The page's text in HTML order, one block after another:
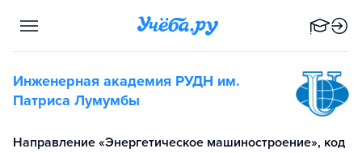
Инженерная академия РУДН им.
Патриса Лумумбы
Направление «Энергетическое машиностроение», код